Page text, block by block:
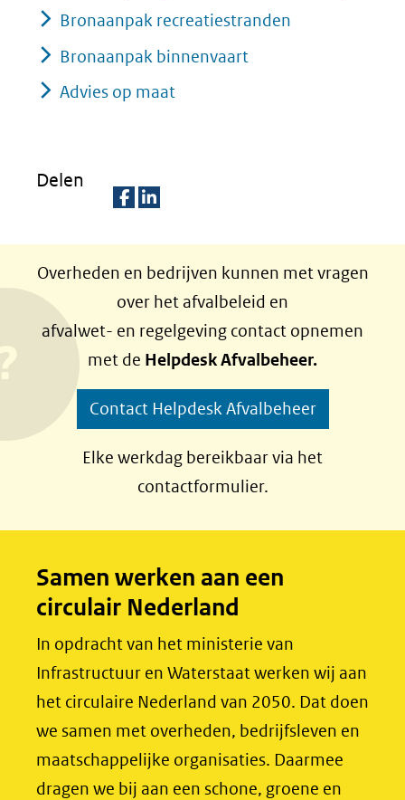
Bronaanpak recreatiestranden
Bronaanpak binnenvaart
Advies op maat
Delen
l
e
n
o
p
F
b
o
k
(opent
nieuw
naar
l
e
n
o
p
L
e
I
n
(opent
nieuw
naar
Overheden en bedrijven kunnen met vragen
over het afvalbeleid en
afvalwet- en regelgeving contact opnemen
met de Helpdesk Afvalbeheer.
Contact Helpdesk Afvalbeheer
Elke werkdag bereikbaar via het
contactformulier.
Samen werken aan een
circulair Nederland
In opdracht van het ministerie van
Infrastructuur en Waterstaat werken wij aan
het circulaire Nederland van 2050. Dat doen
we samen met overheden, bedrijfsleven en
maatschappelijke organisaties. Daarmee
dragen we bij aan een schone, groene en